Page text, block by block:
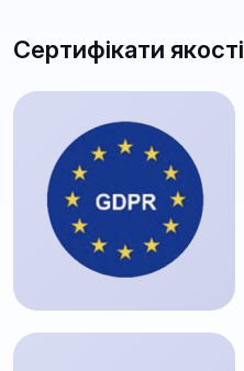
Сертифікати якості